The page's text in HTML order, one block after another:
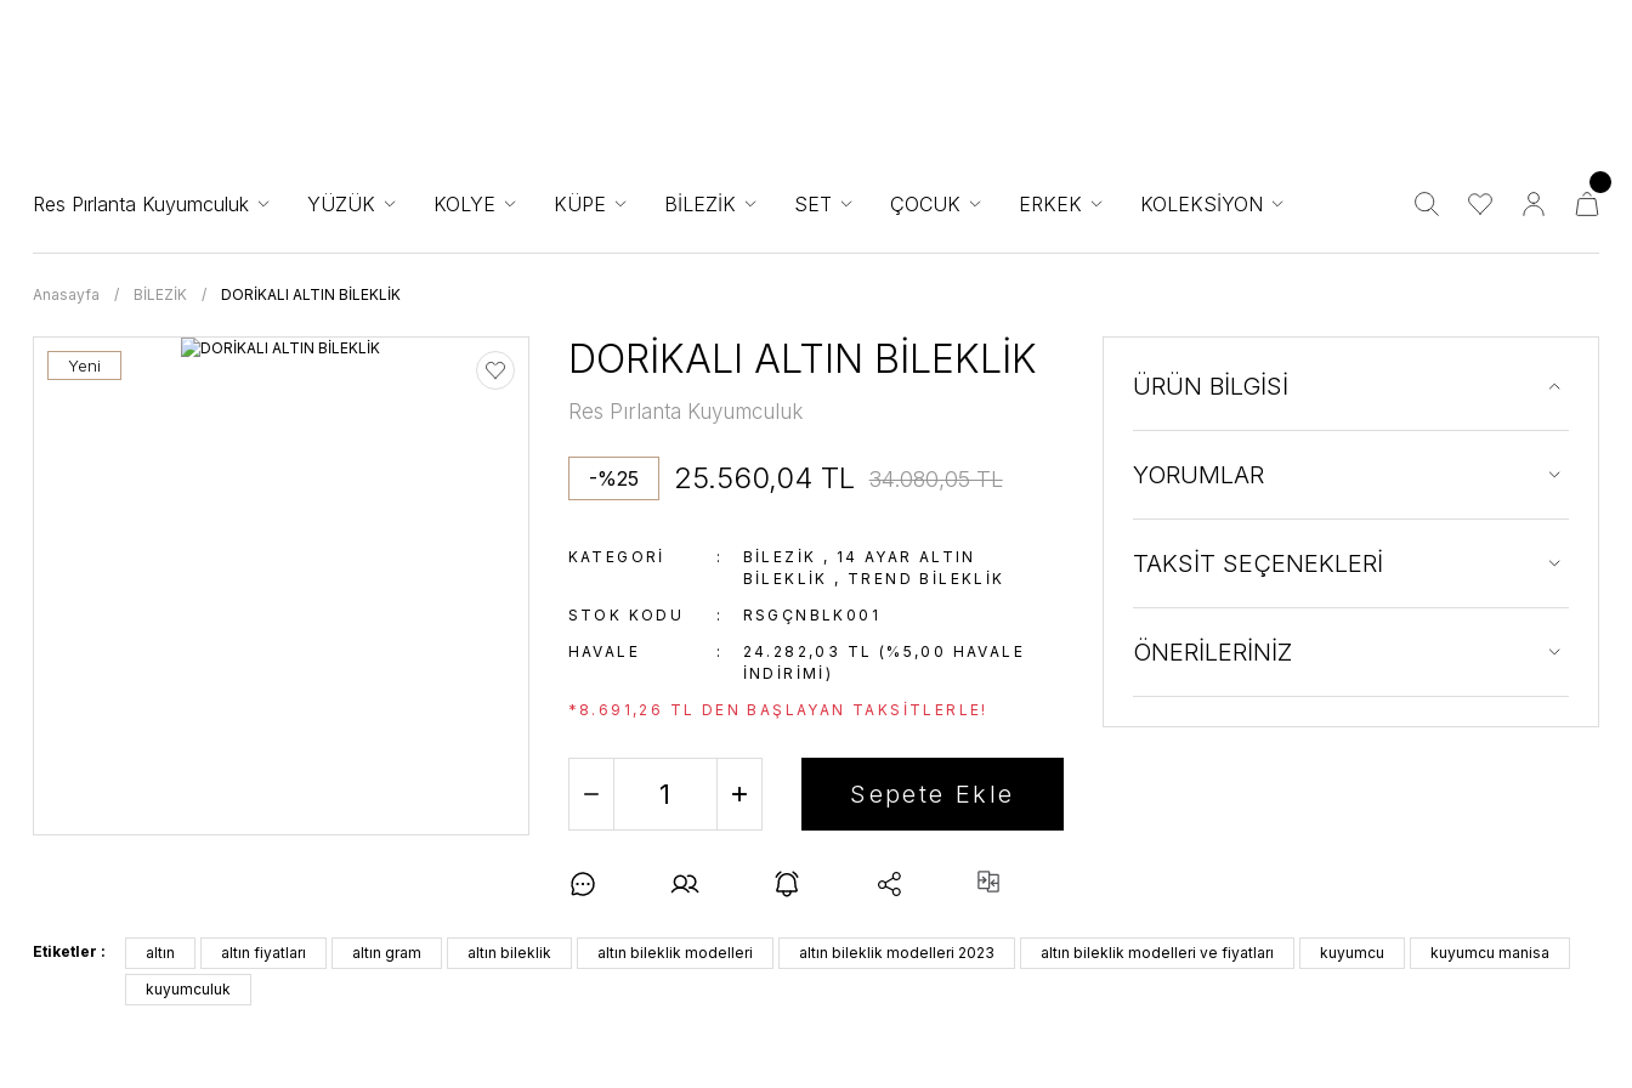
Res Pırlanta Kuyumculuk YÜZÜK KOLYE KÜPE BİLEZİK SET ÇOCUK ERKEK KOLEKSİYON
Anasayfa BİLEZİK DORİKALI ALTIN BİLEKLİK
Yeni DORİKALI ALTIN BİLEKLİK
Res Pırlanta Kuyumculuk
-%25 25.560,04 TL 34.080,05 TL
KATEGORI BİLEZİK , 14 AYAR ALTIN
BILEKLIK , TREND BILEKLIK
STOK KODU
RSGÇNBLK001
HAVALE
24.282,03 TL (%5,00 HAVALE
INDIRIMI)
*8.691,26 TL DEN BAŞLAYAN TAKSITLERLE!
Sepete Ekle
ÜRÜN BİLGİSİ
YORUMLAR
TAKSİT SEÇENEKLERİ
ÖNERİLERİNİZ
Etiketler : altın altın fiyatları altın gram altın bileklik altın bileklik modelleri altın bileklik modelleri 2023 altın bileklik modelleri ve fiyatları kuyumcu
kuyumcu manisa
kuyumculuk